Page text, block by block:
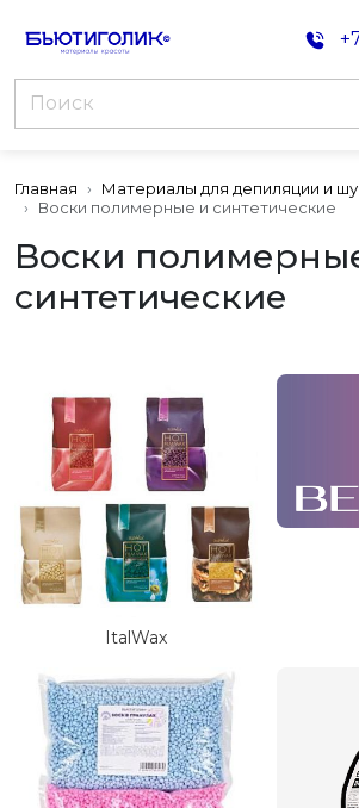
Главная
Материалы для депиляции и
Воски полимерные и синтетические
Воски
синтетические
ItalWax